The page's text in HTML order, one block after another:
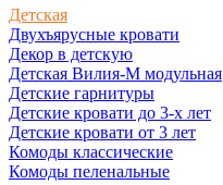
Детская
Двухъярусные кровати
Декор в детскую
Детская Вилия-М модульная
Детские гарнитуры
Детские кровати до 3-х лет
Детские кровати от 3 лет
Комоды классические
Комоды пеленальные